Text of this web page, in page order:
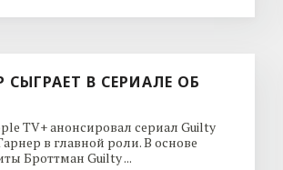
В СЕРИАЛЕ ОБ
TV+ анонсировал сериал Guilty
в главной роли. В основе
Броттман Guilty ...